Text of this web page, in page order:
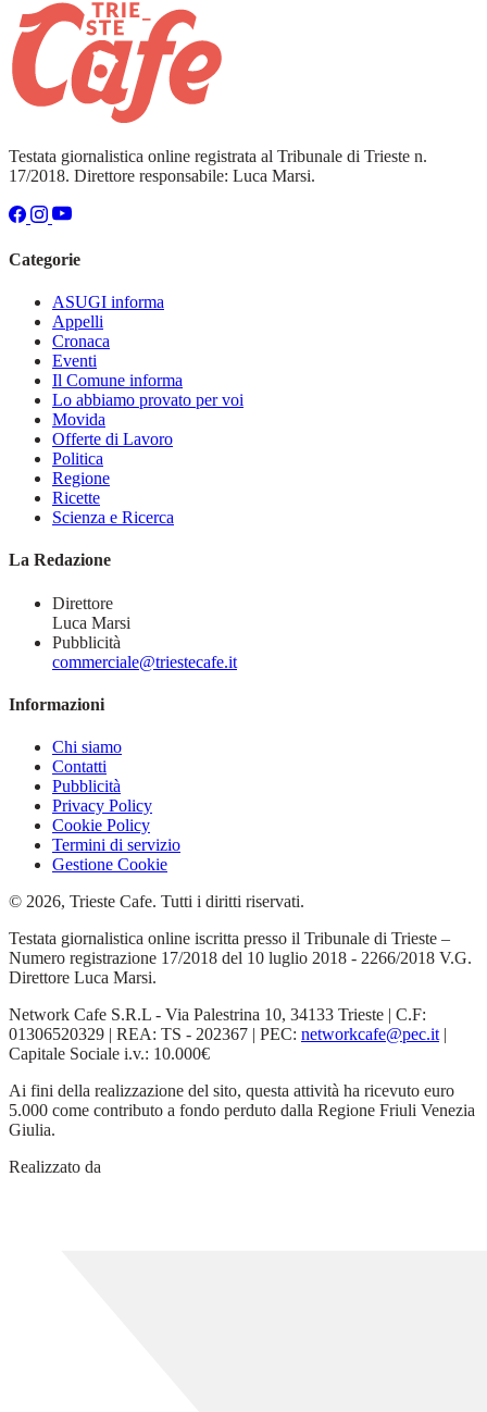
Testata giornalistica online registrata al Tribunale di Trieste n.
17/2018. Direttore responsabile: Luca Marsi.
Categorie
ASUGI informa
Appelli
Cronaca
Eventi
Il Comune informa
Lo abbiamo provato per voi
Movida
Offerte di Lavoro
Politica
Regione
Ricette
Scienza e Ricerca
La Redazione
Direttore
Luca Marsi
Pubblicità
commerciale@triestecafe.it
Informazioni
Chi siamo
Contatti
Pubblicità
Privacy Policy
Cookie Policy
Termini di servizio
Gestione Cookie
© 2026, Trieste Cafe. Tutti i diritti riservati.
Testata giornalistica online iscritta presso il Tribunale di Trieste –
Numero registrazione 17/2018 del 10 luglio 2018 - 2266/2018 V.G.
Direttore Luca Marsi.
Network Cafe S.R.L - Via Palestrina 10, 34133 Trieste | C.F:
01306520329 | REA: TS - 202367 | PEC: networkcafe@pec.it |
Capitale Sociale i.v.: 10.000€
Ai fini della realizzazione del sito, questa attività ha ricevuto euro
5.000 come contributo a fondo perduto dalla Regione Friuli Venezia
Giulia.
Realizzato da